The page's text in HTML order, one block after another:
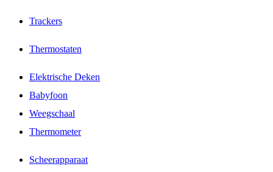
Trackers
Thermostaten
Elektrische Deken
Babyfoon
Weegschaal
Thermometer
Scheerapparaat